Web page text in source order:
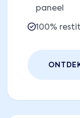
paneel
100%